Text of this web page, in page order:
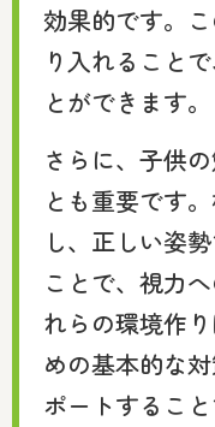
効果的です。
り入れること
とができます。
さらに、子供
とも重要です
し、正しい姿
ことで、視力
れらの環境作
めの基本的な
ポートするこ